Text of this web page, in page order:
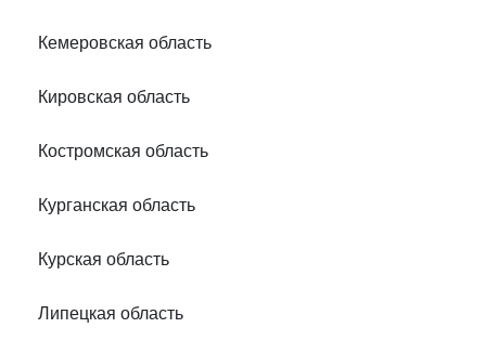
Кемеровская область
Кировская область
Костромская область
Курганская область
Курская область
Липецкая область